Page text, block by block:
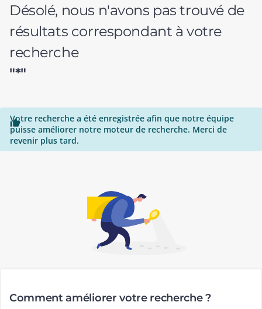
Désolé, nous n'avons pas trouvé de
résultats correspondant à votre
recherche
"*"

Votre recherche a été enregistrée afin que notre équipe
puisse améliorer notre moteur de recherche. Merci de
revenir plus tard.
Comment améliorer votre recherche ?